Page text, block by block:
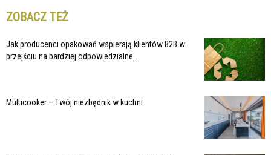
ZOBACZ TEŻ
Jak producenci opakowań wspierają klientów B2B w
przejściu na bardziej odpowiedzialne...
Multicooker – Twój niezbędnik w kuchni